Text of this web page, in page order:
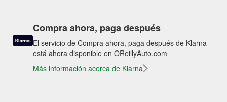
Compra ahora, paga después
El servicio de Compra ahora, paga después de Klarna
está ahora disponible en OReillyAuto.com
Más información acerca de Klarna